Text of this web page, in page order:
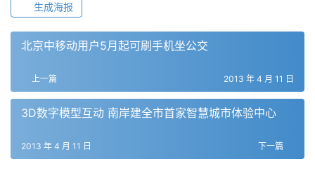
生成海报
北京中移动用户5月起可刷手机坐公交
上一篇 2013 年 4 月 11 日
3D数字模型互动 南岸建全市首家智慧城市体验中心
下一篇
2013 年 4 月 11 日